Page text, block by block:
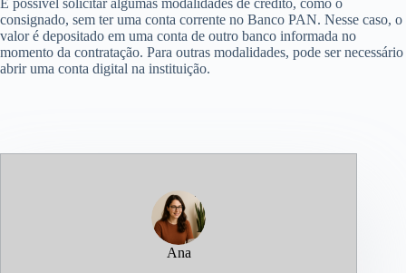
consignado, sem ter uma conta corrente no Banco PAN. Nesse caso, o
valor é depositado em uma conta de outro banco informada no
momento da contratação. Para outras modalidades, pode ser necessário
abrir uma conta digital na instituição.
Ana